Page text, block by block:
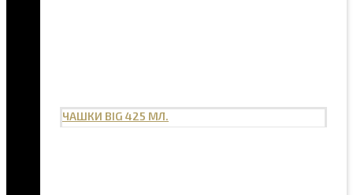
ЧАШКИ BIG 425 МЛ.